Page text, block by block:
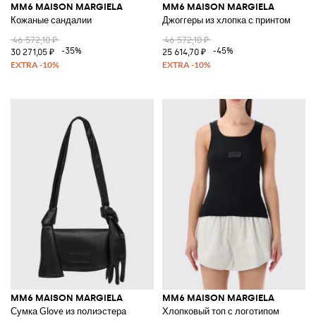
MM6 MAISON MARGIELA
Кожаные сандалии
46 572,10 ₽
30 271,05 ₽
-35%
MM6 MAISON MARGIELA
Джоггеры из хлопка с принтом
46 572,10 ₽
25 614,70 ₽
-45%
MM6 MAISON MARGIELA
Сумка Glove из полиэстера
MM6 MAISON MARGIELA
Хлопковый топ с логотипом